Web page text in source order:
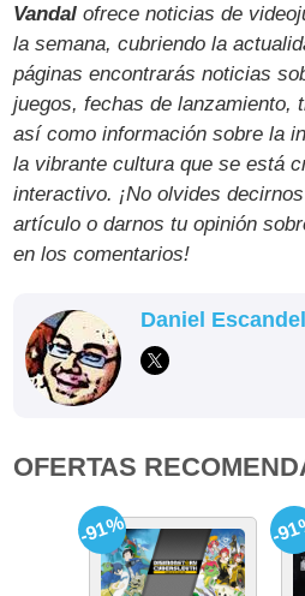
Vandal ofrece noticias de
la semana, cubriendo la
páginas encontrarás noticias
juegos, fechas de lanzamiento,
así como información sobre la
la vibrante cultura que se está
interactivo. ¡No olvides
artículo o darnos tu opinión
en los comentarios!
Daniel
OFERTAS
-91% -